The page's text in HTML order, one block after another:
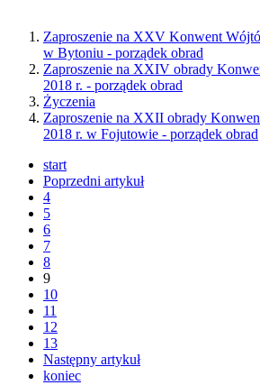
Zaproszenie na XXV Konwent
w Bytoniu - porządek obrad
Zaproszenie na XXIV obrady
2018 r. - porządek obrad
Życzenia
Zaproszenie na XXII obrady
2018 r. w Fojutowie - porządek obrad
start
Poprzedni artykuł
4
5
6
7
8
9
10
11
12
13
Następny artykuł
koniec